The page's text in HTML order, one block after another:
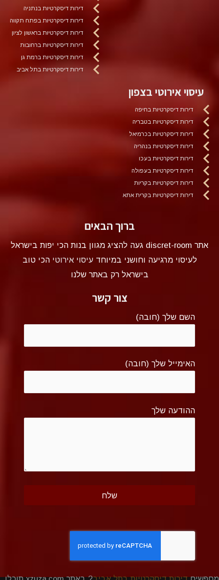
דירות דיסקרטיות בנתניה
דירות דיסקרטיות בפתח תקווה
דירות דיסקרטיות בראשון לציון
דירות דיסקרטיות ברחובות
דירות דיסקרטיות ברמת גן
דירות דיסקרטיות בתל אביב
עיסוי אירוטי בצפון
דירות דיסקרטיות בחיפה
דירות דיסקרטיות בטבריה
דירות דיסקרטיות בכרמיאל
דירות דיסקרטיות בנהריה
דירות דיסקרטיות בעכו
דירות דיסקרטיות בעפולה
דירות דיסקרטיות בקריות
דירות דיסקרטיות בקרית אתא
ברוך הבאים
אתר discret-room געה להציג מגוון בנות הכי יפות בישראל
לעיסוי מרגיעה וחושני במיוחדעיסוי אירוטי הכי טוב
בישראל רק באתר שלנו
צור קשר
השם שלך (חובה)
האימייל שלך (חובה)
ההודעה שלך